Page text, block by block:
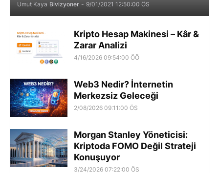
Umut Kaya Bivizyoner - 9/01/2021 12:50:00 ÖS
Kripto Hesap Makinesi – Kâr &
Zarar Analizi
4/16/2026 09:54:00 ÖÖ
Web3 Nedir? İnternetin
Merkezsiz Geleceği
2/08/2026 09:11:00 ÖS
Morgan Stanley Yöneticisi:
Kriptoda FOMO Değil Strateji
Konuşuyor
3/24/2026 07:22:00 ÖS